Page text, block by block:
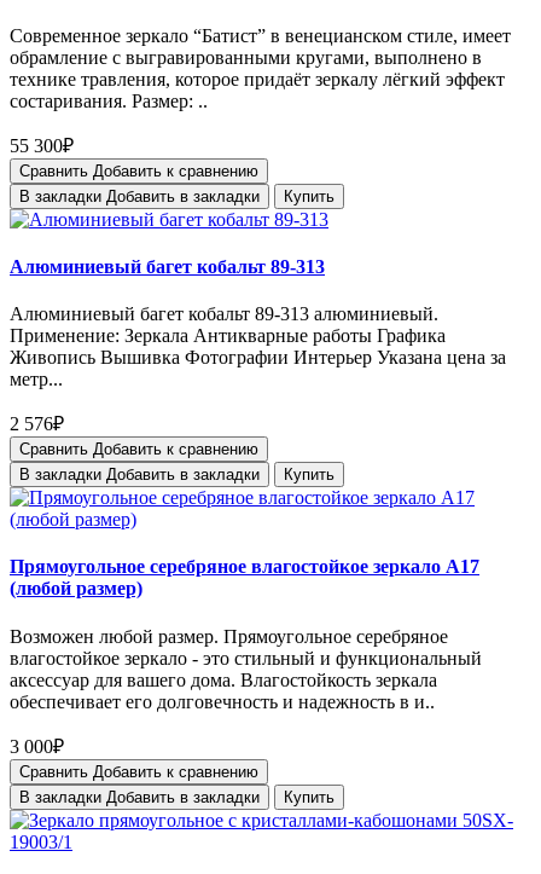
Современное зеркало “Батист” в венецианском стиле, имеет
обрамление с выгравированными кругами, выполнено в
технике травления, которое придаёт зеркалу лёгкий эффект
состаривания. Размер: ..
55 300₽
Сравнить Добавить к сравнению
В закладки Добавить в закладки Купить
Алюминиевый багет кобальт 89-313
Алюминиевый багет кобальт 89-313 алюминиевый.
Применение: Зеркала Антикварные работы Графика
Живопись Вышивка Фотографии Интерьер Указана цена за
метр...
2 576₽
Сравнить Добавить к сравнению
В закладки Добавить в закладки Купить
Прямоугольное серебряное влагостойкое зеркало A17
(любой размер)
Возможен любой размер. Прямоугольное серебряное
влагостойкое зеркало - это стильный и функциональный
аксессуар для вашего дома. Влагостойкость зеркала
обеспечивает его долговечность и надежность в и..
3 000₽
Сравнить Добавить к сравнению
В закладки Добавить в закладки Купить